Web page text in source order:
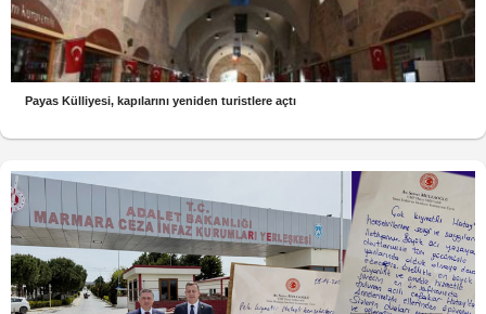
Payas Külliyesi, kapılarını yeniden turistlere açtı